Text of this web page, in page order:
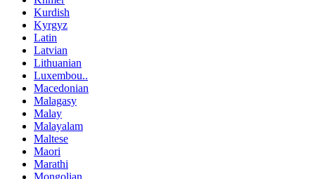
Kurdish
Kyrgyz
Latin
Latvian
Lithuanian
Luxembou..
Macedonian
Malagasy
Malay
Malayalam
Maltese
Maori
Marathi
Mongolian